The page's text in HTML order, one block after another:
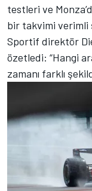
testleri ve
bir takvimi
Sportif direktör
özetledi: “Hangi
zamanı farklı